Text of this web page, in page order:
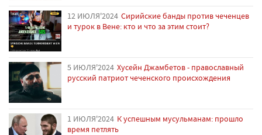
12 ИЮЛЯ'2024 Сирийские банды против чеченцев
и турок в Вене: кто и что за этим стоит?
5 ИЮЛЯ'2024 Хусейн Джамбетов - православный
русский патриот чеченского происхождения
1 ИЮЛЯ'2024 К успешным мусульманам: прошло
время петлять